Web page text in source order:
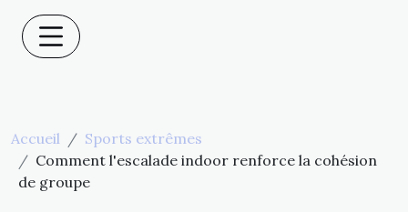
Accueil
Sports extrêmes
Comment l'escalade indoor renforce la cohésion
de groupe